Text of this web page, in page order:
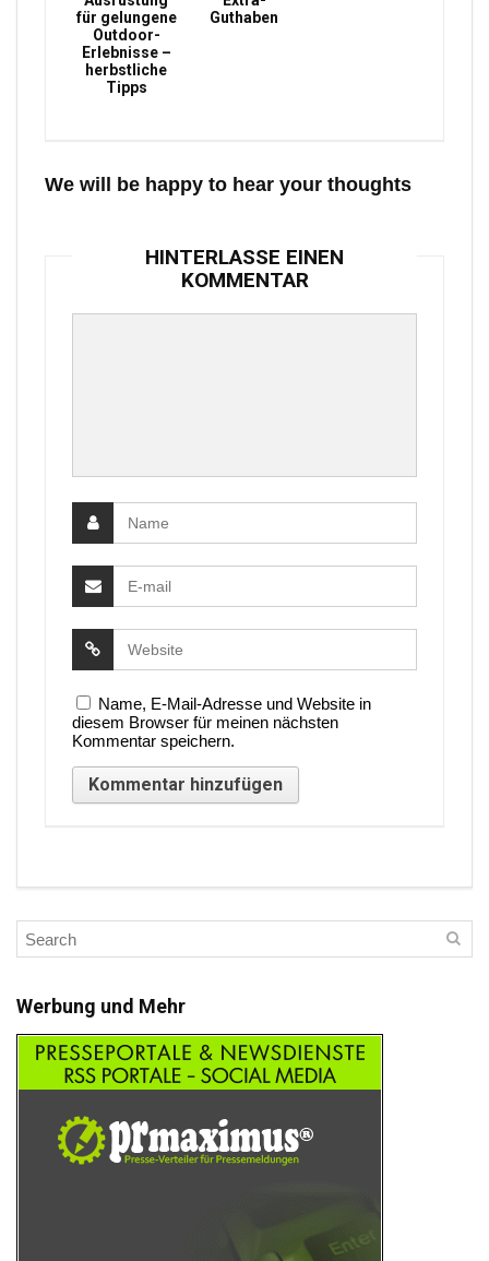
für gelungene
Outdoor-
Erlebnisse –
herbstliche
Tipps
Guthaben
We will be happy to hear your thoughts
HINTERLASSE EINEN
KOMMENTAR
Name, E-Mail-Adresse und Website in
diesem Browser für meinen nächsten
Kommentar speichern.
Werbung und Mehr